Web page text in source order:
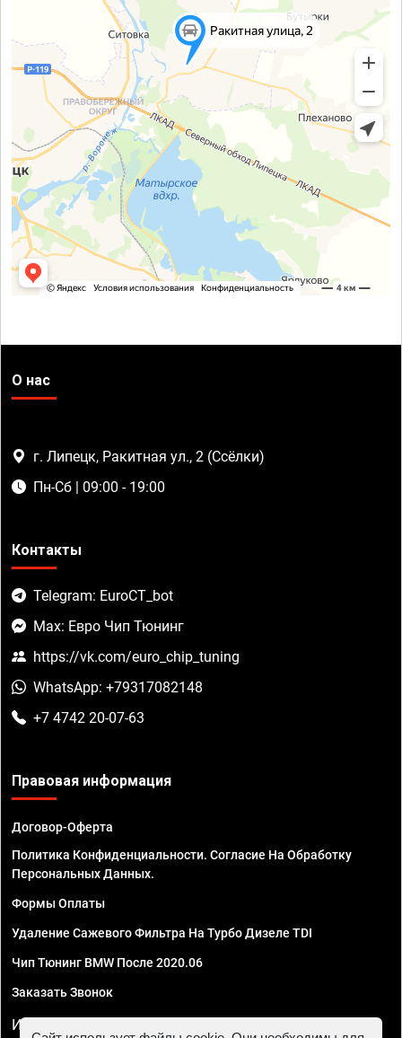
О нас
г. Липецк, Ракитная ул., 2 (Ссёлки)
Пн-Сб | 09:00 - 19:00
Контакты
Telegram: EuroCT_bot
Max: Евро Чип Тюнинг
https://vk.com/euro_chip_tuning
WhatsApp: +79317082148
+7 4742 20-07-63
Правовая информация
Договор-Оферта
Политика Конфиденциальности. Согласие На Обработку
Персональных Данных.
Формы Оплаты
Удаление Сажевого Фильтра На Турбо Дизеле TDI
Чип Тюнинг BMW После 2020.06
Заказать Звонок
ИП Смирнов Георгий Павлович. ИНН 781302555843,